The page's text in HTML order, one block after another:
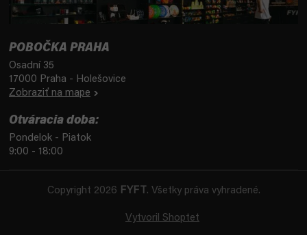
POBOČKA PRAHA
Osadní 35
17000 Praha - Holešovice
Zobraziť na mape
Otváracia doba:
Pondelok - Piatok
9:00 - 18:00
Vytvoril Shoptet
Copyright 2026 FYFT . Všetky práva vyhradené.